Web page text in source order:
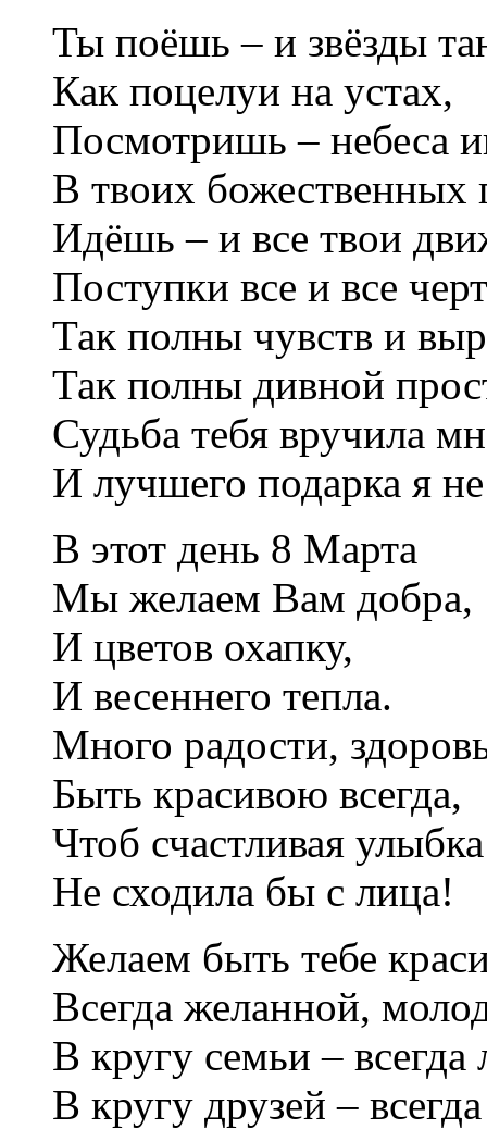
Ты поёшь – и звёзды
Как поцелуи на устах,
Посмотришь – небеса
В твоих божественных
Идёшь – и все твои
Поступки все и все
Так полны чувств и
Так полны дивной
Судьба тебя вручила
И лучшего подарка я
В этот день 8 Марта
Мы желаем Вам добра,
И цветов охапку,
И весеннего тепла.
Много радости,
Быть красивою всегда,
Чтоб счастливая улыбка
Не сходила бы с лица!
Желаем быть тебе
Всегда желанной,
В кругу семьи –
В кругу друзей –